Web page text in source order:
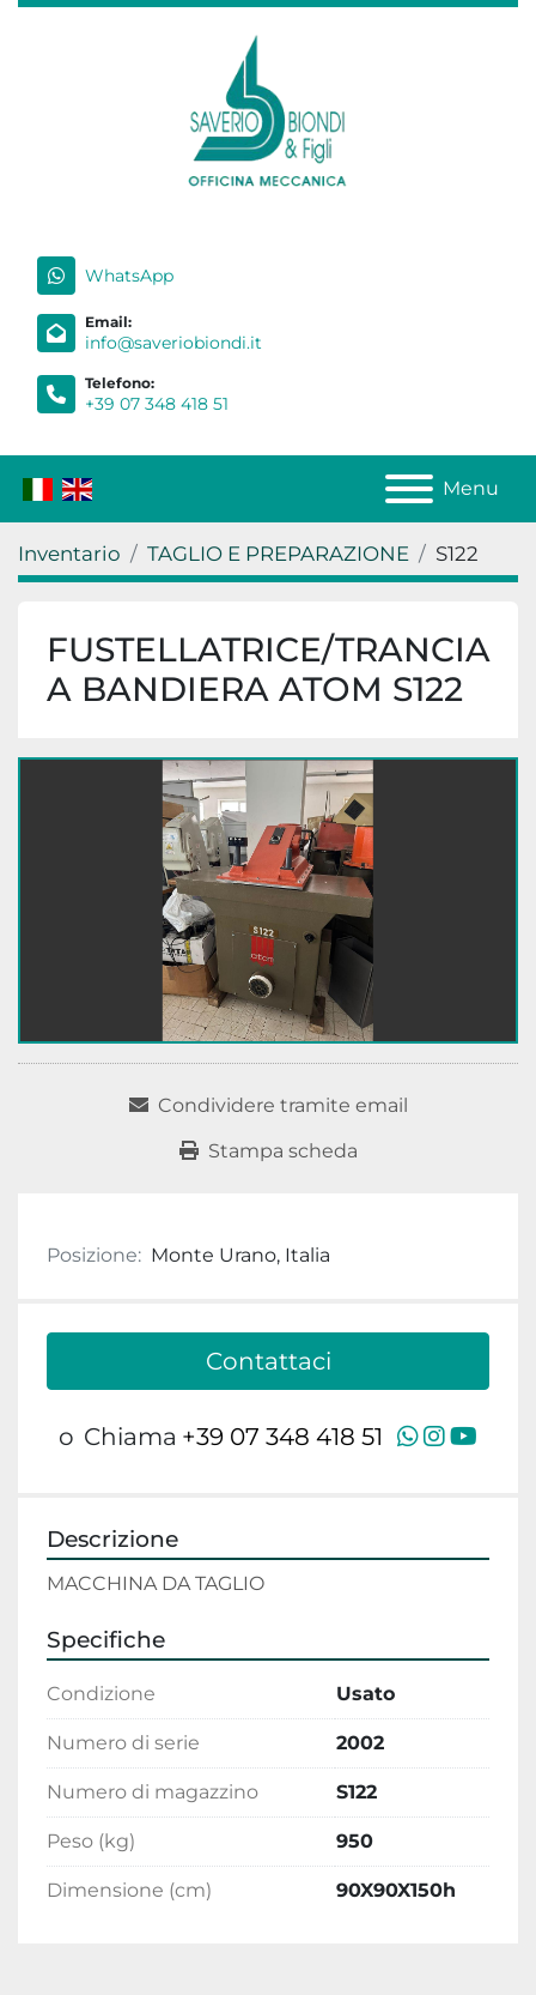
WhatsApp
Email:
info@saveriobiondi.it
Telefono:
+39 07 348 418 51
Menu
Inventario TAGLIO E PREPARAZIONE S122
FUSTELLATRICE/TRANCIA
A BANDIERA ATOM S122
Condividere tramite email
Stampa scheda
Posizione: Monte Urano, Italia
Contattaci
o Chiama +39 07 348 418 51
Descrizione
MACCHINA DA TAGLIO
Specifiche
Condizione Usato
Numero di serie 2002
Numero di magazzino S122
Peso (kg) 950
Dimensione (cm) 90X90X150h